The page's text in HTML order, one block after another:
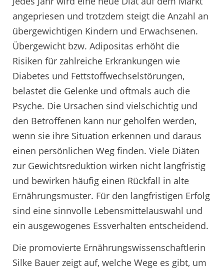
angepriesen und trotzdem steigt die Anzahl an
übergewichtigen Kindern und Erwachsenen.
Übergewicht bzw. Adipositas erhöht die
Risiken für zahlreiche Erkrankungen wie
Diabetes und Fettstoffwechselstörungen,
belastet die Gelenke und oftmals auch die
Psyche. Die Ursachen sind vielschichtig und
den Betroffenen kann nur geholfen werden,
wenn sie ihre Situation erkennen und daraus
einen persönlichen Weg finden. Viele Diäten
zur Gewichtsreduktion wirken nicht langfristig
und bewirken häufig einen Rückfall in alte
Ernährungsmuster. Für den langfristigen Erfolg
sind eine sinnvolle Lebensmittelauswahl und
ein ausgewogenes Essverhalten entscheidend.
Die promovierte Ernährungswissenschaftlerin
Silke Bauer zeigt auf, welche Wege es gibt, um